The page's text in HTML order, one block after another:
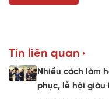
Tin liên quan
Nhiều cách làm
phục, lễ hội giàu